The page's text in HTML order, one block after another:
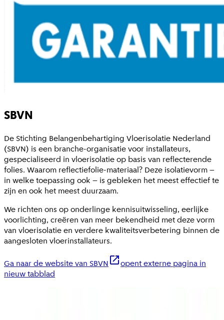
SBVN
De Stichting Belangenbehartiging Vloerisolatie Nederland
(SBVN) is een branche-organisatie voor installateurs,
gespecialiseerd in vloerisolatie op basis van reflecterende
folies. Waarom reflectiefolie-materiaal? Deze isolatievorm –
in welke toepassing ook – is gebleken het meest effectief te
zijn en ook het meest duurzaam.
We richten ons op onderlinge kennisuitwisseling, eerlijke
voorlichting, creëren van meer bekendheid met deze vorm
van vloerisolatie en verdere kwaliteitsverbetering binnen de
aangesloten vloerinstallateurs.
Ga naar de website van SBVN
opent externe pagina in
nieuw tabblad